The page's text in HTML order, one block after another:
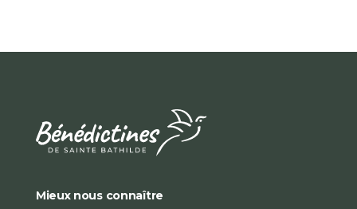
Mieux nous connaître